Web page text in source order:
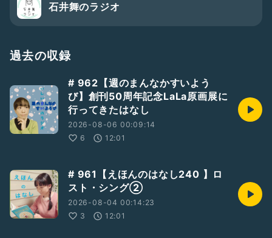
https://music.apple.com/jp/playlist/%E9%9F%B3%E6%A5
%BD%E3%81%AE%E3%81%AF%E3%81%AA%E3%81%972
ご感想ご質問など、今後の参考にさせていただきますので、是
「質問を送る」からお待ちしております！
ギフトおたよりもいつでもお待ちしております✉️
#ひとり語り#石井舞
#音楽のはなし
#音楽
#ドラマ秘密
#清水玲子先生
#週のまんなかすいようび
石井舞のラジオ
過去の収録
# 962【週のまんなかすいよう
び】創刊50周年記念LaLa原画展に
行ってきたはなし
2026-08-06 00:09:14
6
12:01
# 961【えほんのはなし240 】ロ
スト・シング②
2026-08-04 00:14:23
3
12:01